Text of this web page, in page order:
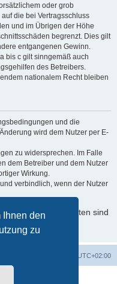
Ihnen den
zu
oder grob
die bei Vertragsschluss
und im Übrigen der Höhe
begrenzt. Dies gilt
entgangenen Gewinn.
bis c gilt sinngemäß auch
des Betreibers.
nationalem Recht bleiben
und die
wird dem Nutzer per E-
zu widersprechen. Im Falle
dem Betreiber und dem Nutzer
Wirkung.
verbindlich, wenn der Nutzer
persönlichen Daten sind
UTC+02:00
© phpBB Limited